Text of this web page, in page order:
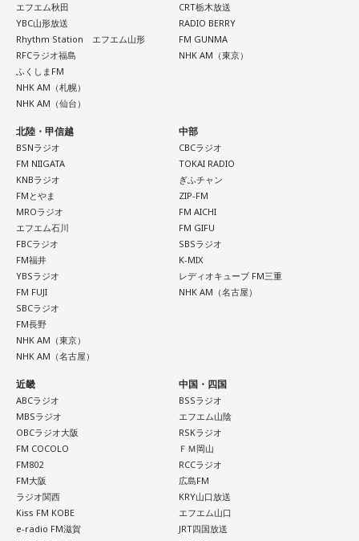
エフエム秋田
YBC山形放送
Rhythm Station エフエム山形
RFCラジオ福島
ふくしまFM
NHK AM（札幌）
NHK AM（仙台）
CRT栃木放送
RADIO BERRY
FM GUNMA
NHK AM（東京）
北陸・甲信越
BSNラジオ
FM NIIGATA
KNBラジオ
FMとやま
MROラジオ
エフエム石川
FBCラジオ
FM福井
YBSラジオ
FM FUJI
SBCラジオ
FM長野
NHK AM（東京）
NHK AM（名古屋）
中部
CBCラジオ
TOKAI RADIO
ぎふチャン
ZIP-FM
FM AICHI
FM GIFU
SBSラジオ
K-MIX
レディオキューブ FM三重
NHK AM（名古屋）
近畿
ABCラジオ
MBSラジオ
OBCラジオ大阪
FM COCOLO
FM802
FM大阪
ラジオ関西
Kiss FM KOBE
e-radio FM滋賀
中国・四国
BSSラジオ
エフエム山陰
RSKラジオ
ＦＭ岡山
RCCラジオ
広島FM
KRY山口放送
エフエム山口
JRT四国放送